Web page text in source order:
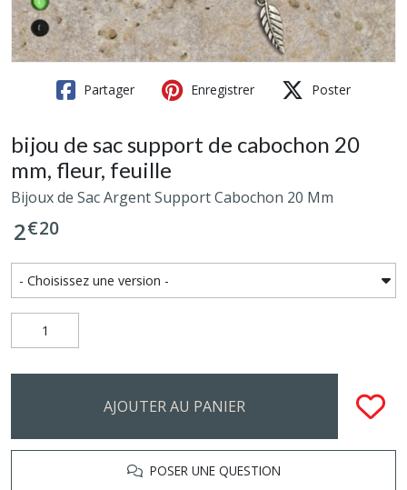
Partager Enregistrer Poster
bijou de sac support de cabochon 20
mm, fleur, feuille
Bijoux de Sac Argent Support Cabochon 20 Mm
2€20
AJOUTER AU PANIER
POSER UNE QUESTION